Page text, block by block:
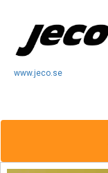
www.jeco.se